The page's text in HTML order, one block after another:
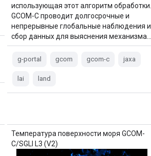
использующая этот алгоритм обработки.
GCOM-C проводит долгосрочные и
непрерывные глобальные наблюдения и
сбор данных для выяснения механизма…
g-portal gcom gcom-c jaxa
lai land
Температура поверхности моря GCOM-
C/SGLI L3 (V2)